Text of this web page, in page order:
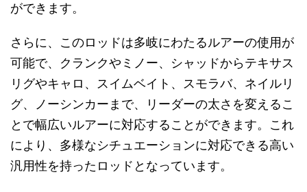
ができます。
さらに、このロッドは多岐にわたるルアーの使用が
可能で、クランクやミノー、シャッドからテキサス
リグやキャロ、スイムベイト、スモラバ、ネイルリ
グ、ノーシンカーまで、リーダーの太さを変えるこ
とで幅広いルアーに対応することができます。これ
により、多様なシチュエーションに対応できる高い
汎用性を持ったロッドとなっています。